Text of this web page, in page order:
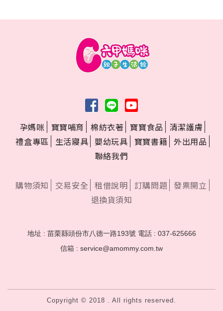
孕媽咪 寶寶哺育 棉紡衣著 寶寶食品
清潔護膚
禮盒專區
生活寢具 嬰幼玩具 寶寶書籍 外出用品
聯絡我們
購物須知 交易安全 租借說明 訂購問題 發票開立
退換貨須知
地址 : 苗栗縣頭份市八德一路193號 電話 : 037-625666
信箱 : service@amommy.com.tw
Copyright © 2018 . All rights reserved.